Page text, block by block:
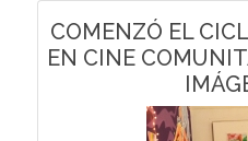
COMENZÓ EL
EN CINE